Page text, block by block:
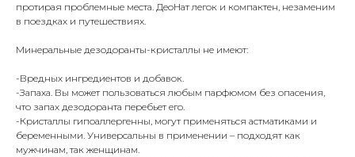
протирая проблемные места. ДеоНат легок и компактен, незаменим
в поездках и путешествиях.
Минеральные дезодоранты-кристаллы не имеют:
-Вредных ингредиентов и добавок.
-Запаха. Вы может пользоваться любым парфюмом без опасения,
что запах дезодоранта перебьет его.
-Кристаллы гипоаллергенны, могут применяться астматиками и
беременными. Универсальны в применении – подходят как
мужчинам, так женщинам.